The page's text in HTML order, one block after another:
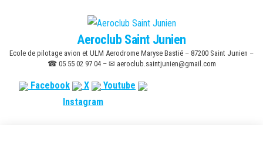
content
Aeroclub Saint Junien
Ecole de pilotage avion et ULM Aerodrome Maryse Bastié – 87200 Saint Junien –
☎ 05 55 02 97 04 – ✉ aeroclub.saintjunien@gmail.com
Facebook X
Youtube
Instagram